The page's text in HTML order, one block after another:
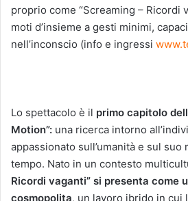
proprio come “Screaming – Ricordi
moti d’insieme a gesti minimi,
nell’inconscio (info e ingressi
Lo spettacolo è il primo capitolo
Motion”: una ricerca intorno
appassionato sull’umanità e sul
tempo. Nato in un contesto
Ricordi vaganti” si presenta come
cosmopolita, un lavoro ibrido in cui